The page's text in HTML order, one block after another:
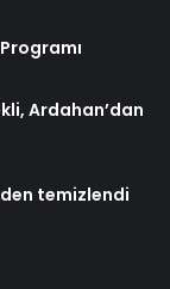
Ardahan’dan
temizlendi